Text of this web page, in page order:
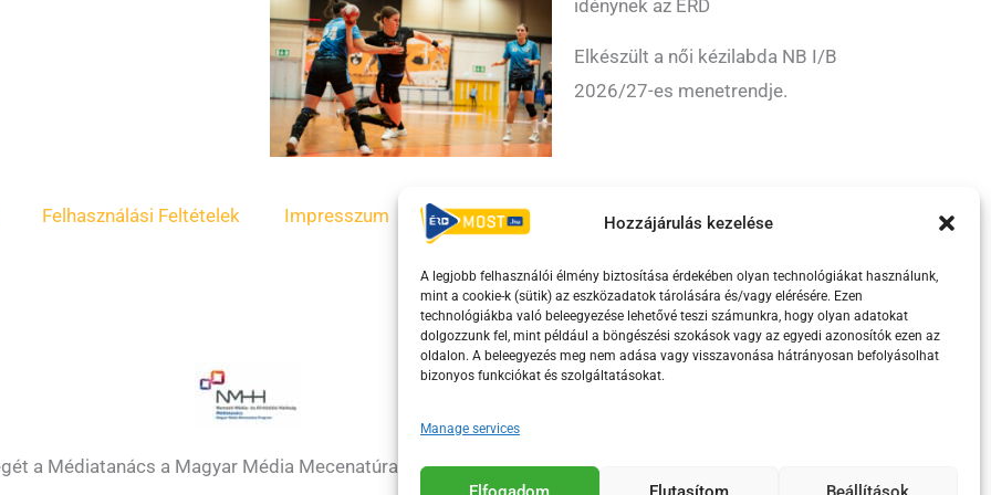
Hozzájárulás kezelése
A legjobb felhasználói élmény biztosítása érdekében olyan technológiákat használunk,
mint a cookie-k (sütik) az eszközadatok tárolására és/vagy elérésére. Ezen
technológiákba való beleegyezése lehetővé teszi számunkra, hogy olyan adatokat
dolgozzunk fel, mint például a böngészési szokások vagy az egyedi azonosítók ezen az
oldalon. A beleegyezés meg nem adása vagy visszavonása hátrányosan befolyásolhat
bizonyos funkciókat és szolgáltatásokat.
Manage services
idénynek az ÉRD
Elkészült a női kézilabda NB I/B
2026/27-es menetrendje.
Felhasználási Feltételek Impresszum ÁSZF Irányelvek Moderálási szabályzat
a Médiatanács a Magyar Média Mecenatúra program keretében támogatja.